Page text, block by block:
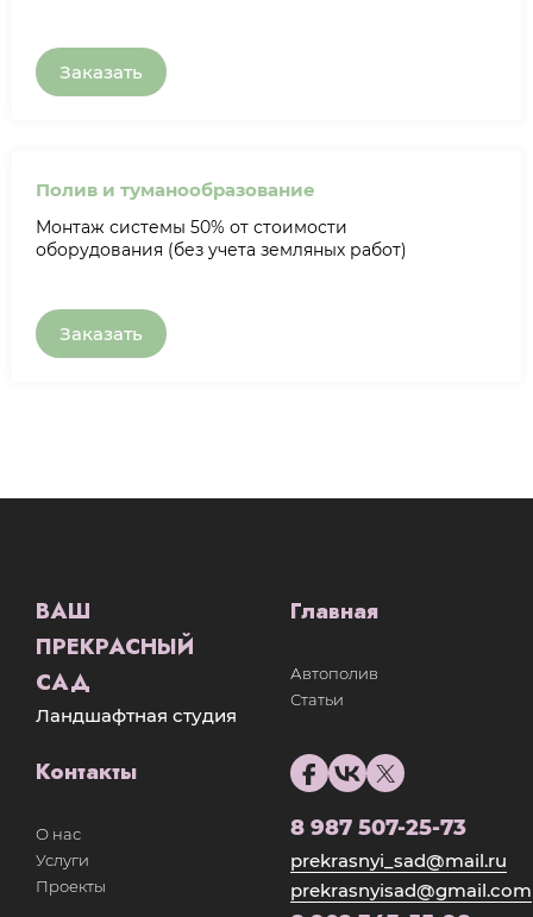
Заказать
Полив и туманообразование
Монтаж системы 50% от стоимости
оборудования (без учета земляных работ)
Заказать
ВАШ
ПРЕКРАСНЫЙ
САД
Ландшафтная студия
Главная
Автополив
Статьи
Контакты
О нас
Услуги
Проекты
8 987 507-25-73
prekrasnyi_sad@mail.ru
prekrasnyisad@gmail.com